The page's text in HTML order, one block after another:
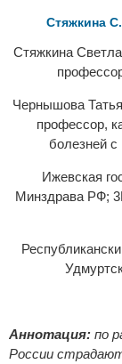
Стяжкина
Стяжкина
Чернышова
профессор,
болезней
Ижевская
Минздрава РФ;
Аннотация: по
России